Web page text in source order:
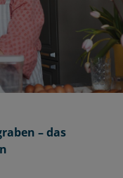
– das